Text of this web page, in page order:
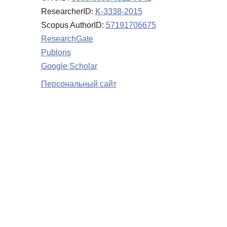
ResearcherID: K-3338-2015
Scopus AuthorID: 57191706675
ResearchGate
Publons
Google Scholar
Персональный сайт